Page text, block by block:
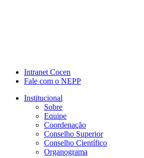
Intranet Cocen
Fale com o NEPP
Institucional
Sobre
Equipe
Coordenação
Conselho Superior
Conselho Científico
Organograma